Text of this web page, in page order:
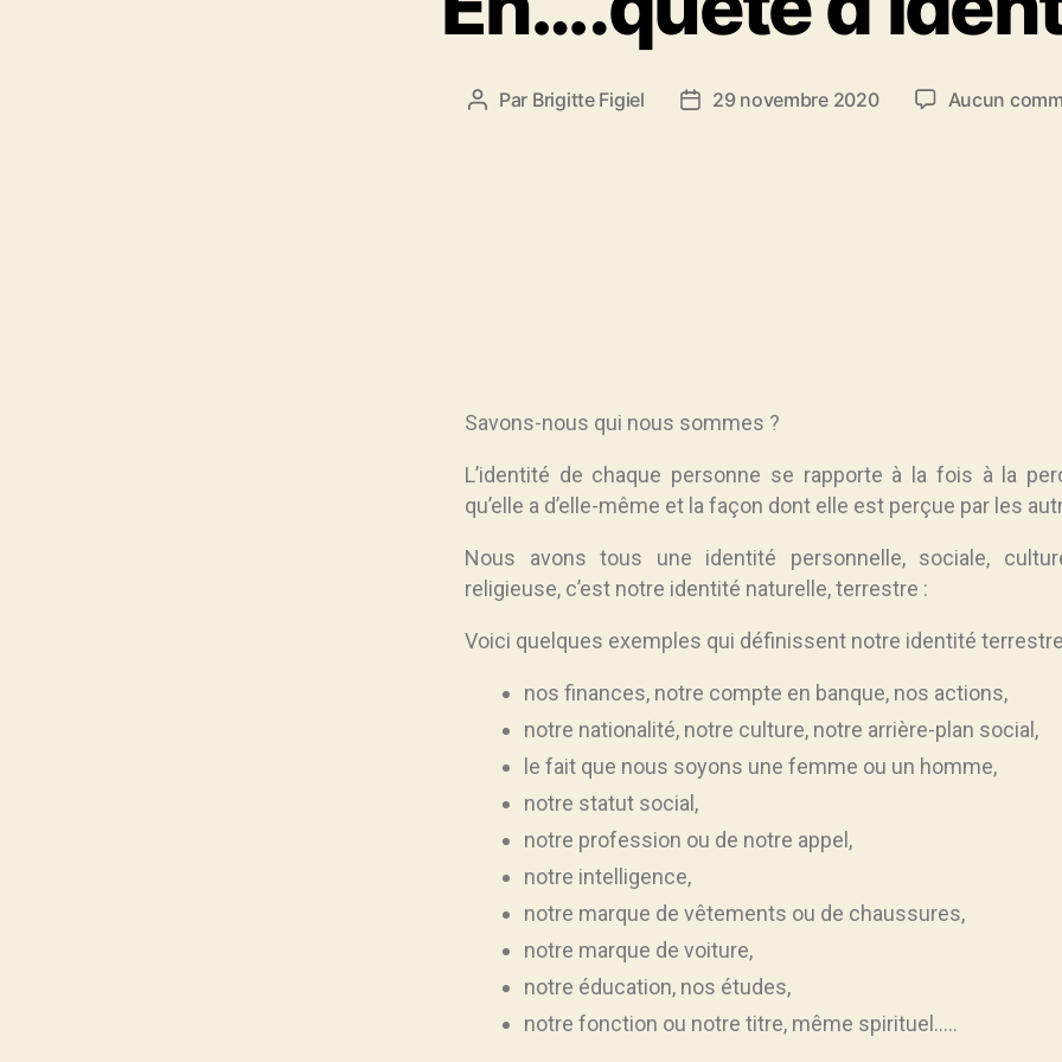
Par Brigitte Figiel 29 novembre 2020 Aucun
Savons-nous qui nous sommes ?
L’identité de chaque personne se rapporte à la fois à la
qu’elle a d’elle-même et la façon dont elle est perçue par les
Nous avons tous une identité personnelle, sociale,
religieuse, c’est notre identité naturelle, terrestre :
Voici quelques exemples qui définissent notre identité
nos finances, notre compte en banque, nos actions,
notre nationalité, notre culture, notre arrière-plan social,
le fait que nous soyons une femme ou un homme,
notre statut social,
notre profession ou de notre appel,
notre intelligence,
notre marque de vêtements ou de chaussures,
notre marque de voiture,
notre éducation, nos études,
notre fonction ou notre titre, même spirituel…..